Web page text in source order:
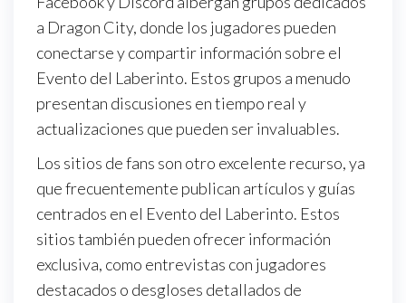
a Dragon City, donde los jugadores pueden
conectarse y compartir información sobre el
Evento del Laberinto. Estos grupos a menudo
presentan discusiones en tiempo real y
actualizaciones que pueden ser invaluables.
Los sitios de fans son otro excelente recurso, ya
que frecuentemente publican artículos y guías
centrados en el Evento del Laberinto. Estos
sitios también pueden ofrecer información
exclusiva, como entrevistas con jugadores
destacados o desgloses detallados de